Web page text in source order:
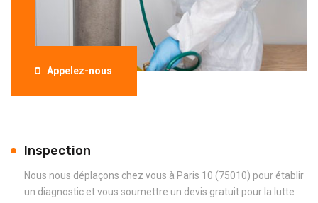
Appelez-nous
Inspection
Nous nous déplaçons chez vous à Paris 10 (75010) pour établir
un diagnostic et vous soumettre un devis gratuit pour la lutte